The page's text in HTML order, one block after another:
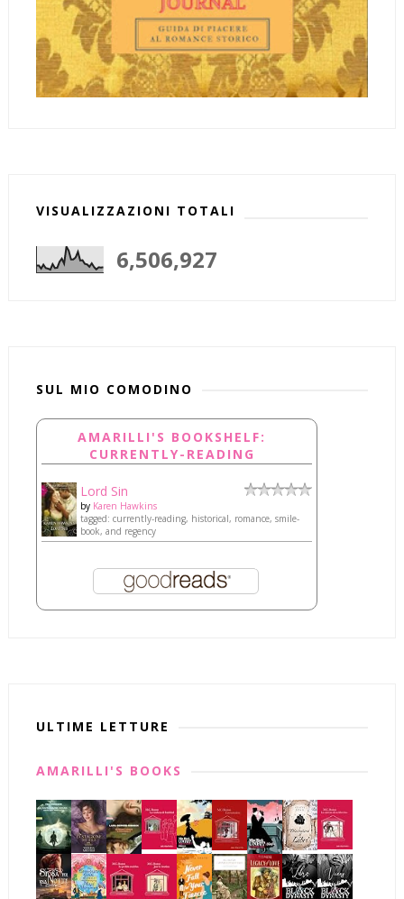
VISUALIZZAZIONI TOTALI
6,506,927
SUL MIO COMODINO
AMARILLI'S BOOKSHELF:
CURRENTLY-READING
Lord Sin
by Karen Hawkins
tagged: currently-reading, historical, romance, smile-
book, and regency
ULTIME LETTURE
AMARILLI'S BOOKS